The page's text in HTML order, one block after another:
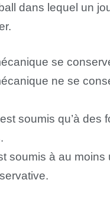
dans lequel un
se
ne se
soumis qu’à des
soumis à au moins